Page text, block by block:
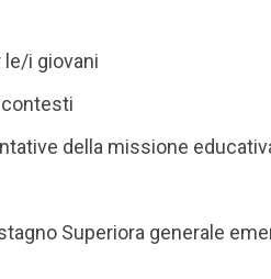
le/i giovani
contesti
della missione
Superiora generale